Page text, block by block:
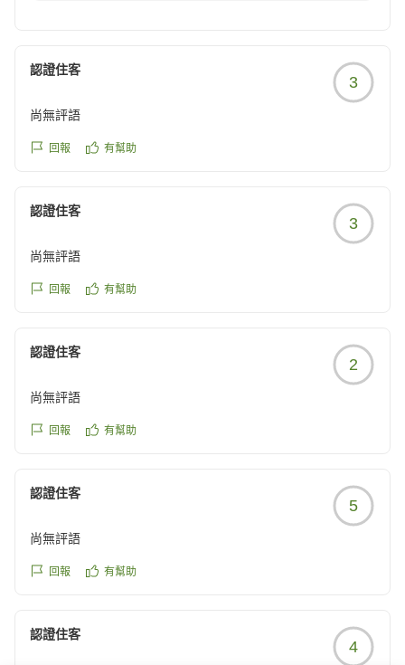
認證住客
3
尚無評語
回報 有幫助
認證住客
3
尚無評語
回報 有幫助
認證住客
2
尚無評語
回報 有幫助
認證住客
5
尚無評語
回報 有幫助
認證住客
4